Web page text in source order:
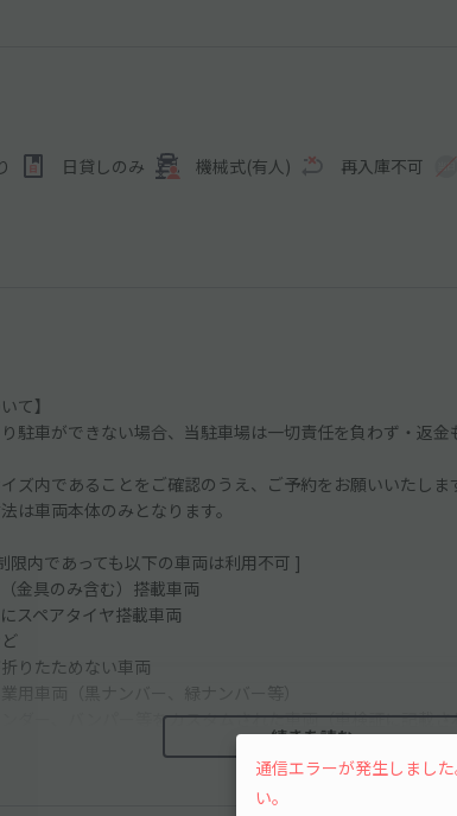
日貸しのみ 機械式(有人) 再入庫不可
て】
駐車ができない場合、当駐車場は一切責任を負わず・返金
ズ内であることをご確認のうえ、ご予約をお願いいたしま
は車両本体のみとなります。
限内であっても以下の車両は利用不可 ]
金具のみ含む）搭載車両
スペアタイヤ搭載車両
りたためない車両
用車両（黒ナンバー、緑ナンバー等）
ンダー、バンパー等をカスタムされた車両（車検証に記載さ
により、トールワゴン・一部の軽自動車は利用できない可
カーなどのタイヤ幅が広い車は利用できない可能性あり
続きを読む
通信エラーが発生しまし
い。